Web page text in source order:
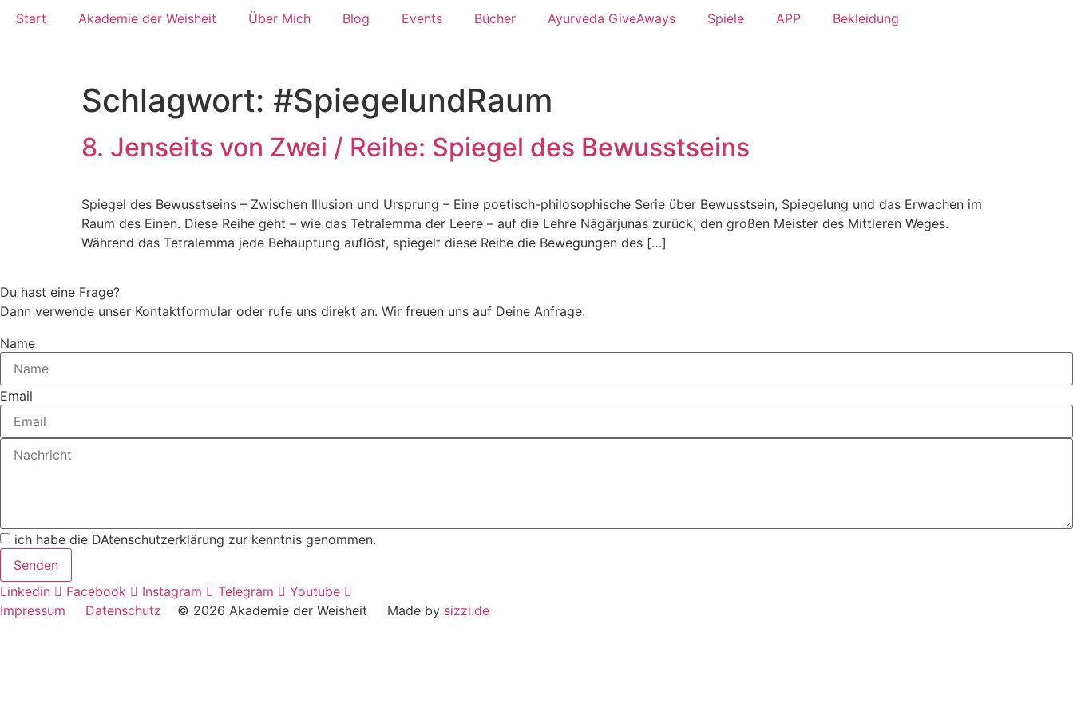
Inhalt
Start Akademie der Weisheit Über Mich Blog Events Bücher Ayurveda GiveAways Spiele APP Bekleidung
Schlagwort: #SpiegelundRaum
8. Jenseits von Zwei / Reihe: Spiegel des Bewusstseins
Spiegel des Bewusstseins – Zwischen Illusion und Ursprung – Eine poetisch-philosophische Serie über Bewusstsein, Spiegelung und das Erwachen im
Raum des Einen. Diese Reihe geht – wie das Tetralemma der Leere – auf die Lehre Nāgārjunas zurück, den großen Meister des Mittleren Weges.
Während das Tetralemma jede Behauptung auflöst, spiegelt diese Reihe die Bewegungen des […]
Du hast eine Frage?
Dann verwende unser Kontaktformular oder rufe uns direkt an. Wir freuen uns auf Deine Anfrage.
Name
Email
ich habe die DAtenschutzerklärung zur kenntnis genommen.
Senden
Linkedin
Facebook Instagram Telegram
Youtube
Impressum
Datenschutz © 2026 Akademie der Weisheit Made by sizzi.de